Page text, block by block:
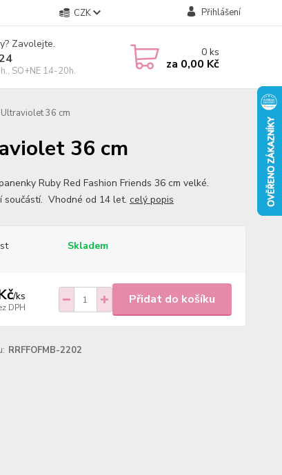
CZK Přihlášení
Zavolejte.
SO+NE 14-20h.
0ks
za 0,00 Kč
36 cm
36 cm
Ruby Red Fashion Friends 36 cm velké.
součástí. Vhodné od 14 let. celý popis
Skladem
/ks
DPH
Přidat do košíku
RRFFOFMB-2202